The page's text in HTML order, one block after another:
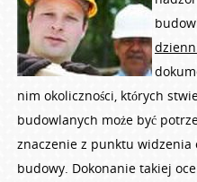
nim okoliczności, których
budowlanych może być
znaczenie z punktu widzenia
budowy. Dokonanie takiej